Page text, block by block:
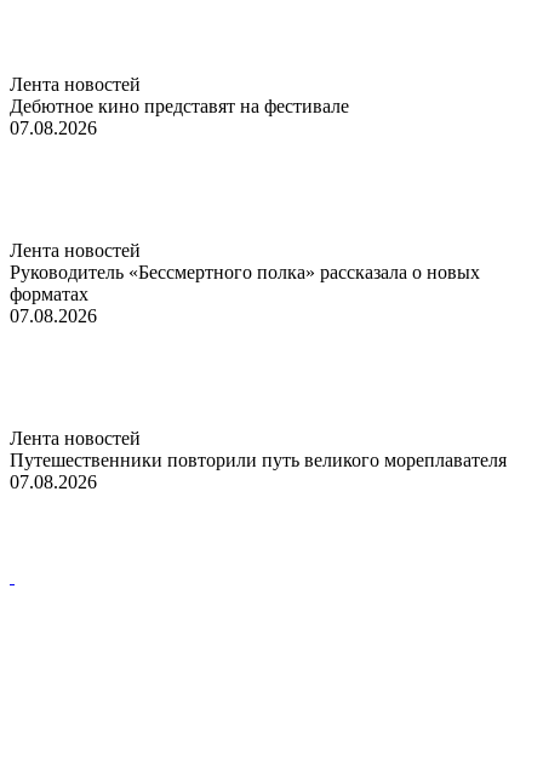
Лента новостей
Дебютное кино представят на фестивале
07.08.2026
Лента новостей
Руководитель «Бессмертного полка» рассказала о новых
форматах
07.08.2026
Лента новостей
Путешественники повторили путь великого мореплавателя
07.08.2026